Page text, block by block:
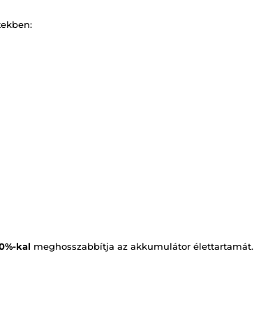
kal meghosszabbítja az akkumulátor élettartamát.